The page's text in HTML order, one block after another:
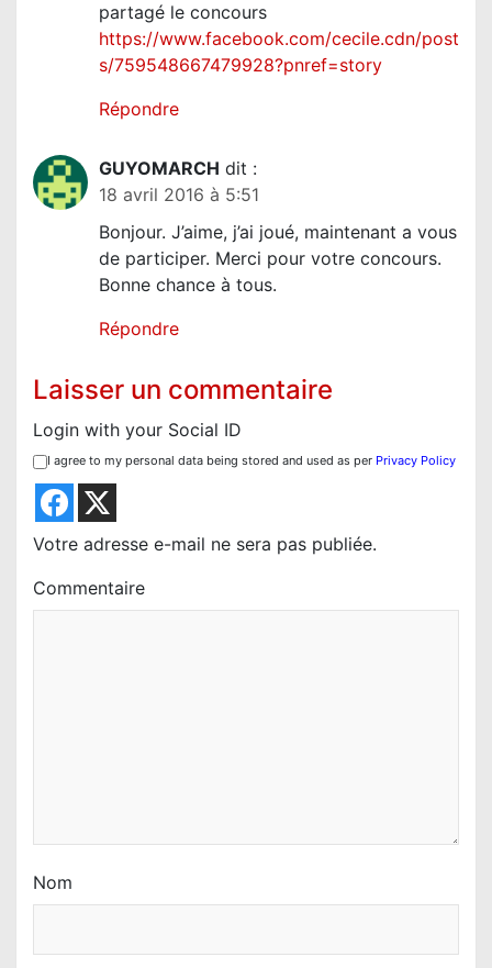
partagé le concours
https://www.facebook.com/cecile.cdn/post
s/759548667479928?pnref=story
Répondre
GUYOMARCH dit :
18 avril 2016 à 5:51
Bonjour. J’aime, j’ai joué, maintenant a vous
de participer. Merci pour votre concours.
Bonne chance à tous.
Répondre
Laisser un commentaire
Login with your Social ID
I agree to my personal data being stored and used as per Privacy Policy
Votre adresse e-mail ne sera pas publiée.
Commentaire
Nom